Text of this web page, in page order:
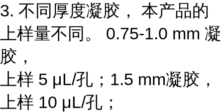
3. 不同厚度凝胶， 本产品的
上样量不同。 0.75-1.0 mm 凝
胶，
上样 5 μL/孔；1.5 mm凝胶，
上样 10 μL/孔；